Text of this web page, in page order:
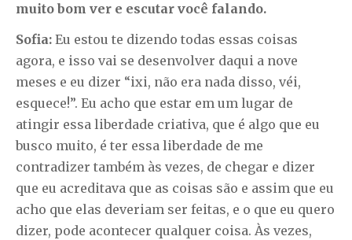
muito bom ver e escutar você falando.
Sofia: Eu estou te dizendo todas essas coisas
agora, e isso vai se desenvolver daqui a nove
meses e eu dizer “ixi, não era nada disso, véi,
esquece!”. Eu acho que estar em um lugar de
atingir essa liberdade criativa, que é algo que eu
busco muito, é ter essa liberdade de me
contradizer também às vezes, de chegar e dizer
que eu acreditava que as coisas são e assim que eu
acho que elas deveriam ser feitas, e o que eu quero
dizer, pode acontecer qualquer coisa. Às vezes,